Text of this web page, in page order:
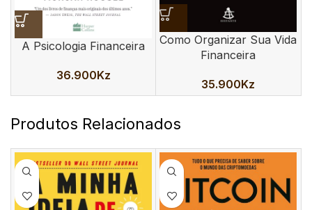
A Psicologia Financeira
36.900Kz
Como Organizar Sua Vida
Financeira
35.900Kz
Produtos Relacionados